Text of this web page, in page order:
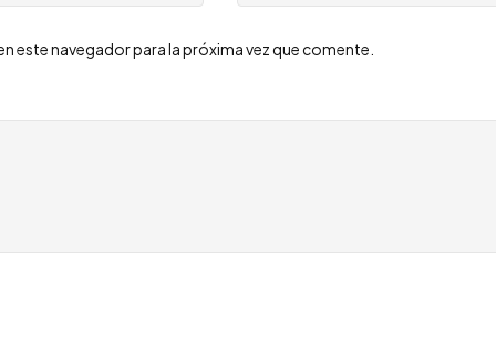
este navegador para la próxima vez que comente.